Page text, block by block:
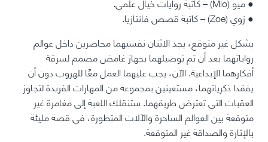
●زوي (Zoe) – كاتبة قصص فانتازيا.
بشكل غير متوقع، يجد الاثنان نفسيهما محاصرين داخل عوالم
رواياتهما بعد أن تم توصيلهما بجهاز غامض مصمم لسرقة
أفكارهما الإبداعية. الآن، يجب عليهما العمل معًا للهروب دون أن
يفقدا ذكرياتهما، مستعينين بمجموعة من المهارات الفريدة لتجاوز
العقبات التي تعترض طريقهما. ستنقلك اللعبة إلى مغامرة غير
متوقعة بين العوالم الساحرة والآلات المتطورة، في قصة مليئة
بالإثارة والصداقة غير المتوقعة.